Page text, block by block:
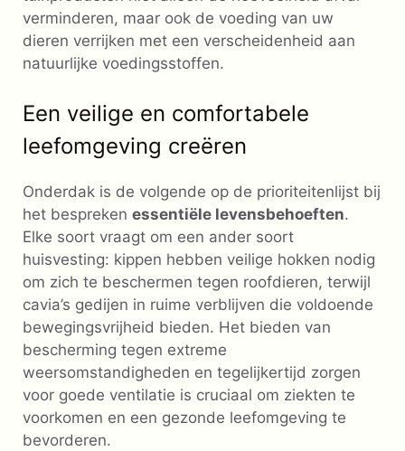
verminderen, maar ook de voeding van uw
dieren verrijken met een verscheidenheid aan
natuurlijke voedingsstoffen.
Een veilige en comfortabele
leefomgeving creëren
Onderdak is de volgende op de prioriteitenlijst bij
het bespreken essentiële levensbehoeften.
Elke soort vraagt ​​om een ​​ander soort
huisvesting: kippen hebben veilige hokken nodig
om zich te beschermen tegen roofdieren, terwijl
cavia’s gedijen in ruime verblijven die voldoende
bewegingsvrijheid bieden. Het bieden van
bescherming tegen extreme
weersomstandigheden en tegelijkertijd zorgen
voor goede ventilatie is cruciaal om ziekten te
voorkomen en een gezonde leefomgeving te
bevorderen.